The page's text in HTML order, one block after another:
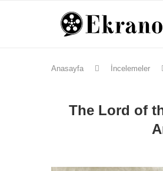
Anasayfa İncelemeler
The Lord of